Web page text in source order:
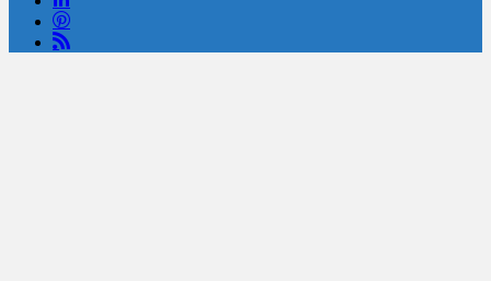
Powered by livedoor 相互RSS